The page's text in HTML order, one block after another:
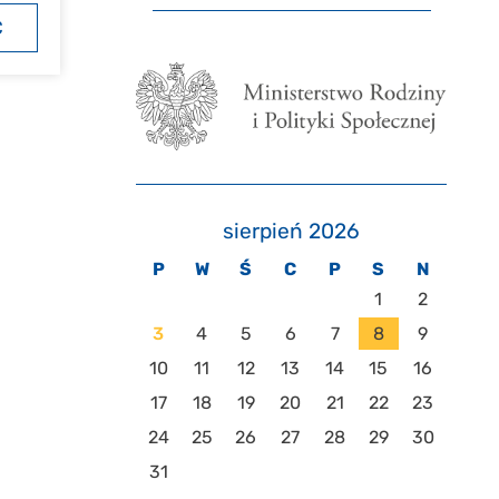
sierpień 2026
P W Ś C P S
N
1
2
3
4 5 6 7 8
9
10
11 12 13 14 15
16
17
18 19 20 21 22
23
24
25 26 27 28 29
30
31